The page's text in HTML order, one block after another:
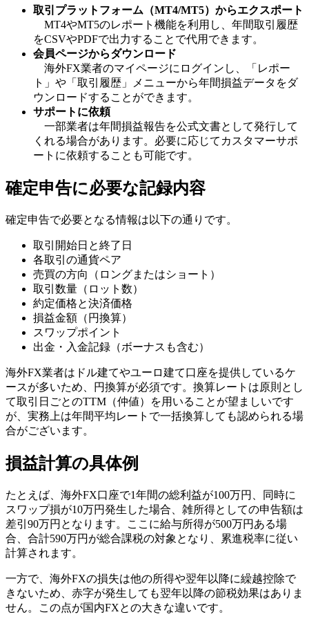
取引プラットフォーム（MT4/MT5）からエクスポート
MT4やMT5のレポート機能を利用し、年間取引履歴
をCSVやPDFで出力することで代用できます。
会員ページからダウンロード
海外FX業者のマイページにログインし、「レポー
ト」や「取引履歴」メニューから年間損益データをダ
ウンロードすることができます。
サポートに依頼
一部業者は年間損益報告を公式文書として発行して
くれる場合があります。必要に応じてカスタマーサポ
ートに依頼することも可能です。
確定申告に必要な記録内容
確定申告で必要となる情報は以下の通りです。
取引開始日と終了日
各取引の通貨ペア
売買の方向（ロングまたはショート）
取引数量（ロット数）
約定価格と決済価格
損益金額（円換算）
スワップポイント
出金・入金記録（ボーナスも含む）
海外FX業者はドル建てやユーロ建て口座を提供しているケ
ースが多いため、円換算が必須です。換算レートは原則とし
て取引日ごとのTTM（仲値）を用いることが望ましいです
が、実務上は年間平均レートで一括換算しても認められる場
合がございます。
損益計算の具体例
たとえば、海外FX口座で1年間の総利益が100万円、同時に
スワップ損が10万円発生した場合、雑所得としての申告額は
差引90万円となります。ここに給与所得が500万円ある場
合、合計590万円が総合課税の対象となり、累進税率に従い
計算されます。
一方で、海外FXの損失は他の所得や翌年以降に繰越控除で
きないため、赤字が発生しても翌年以降の節税効果はありま
せん。この点が国内FXとの大きな違いです。